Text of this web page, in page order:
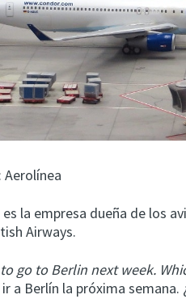
Aerolínea
la empresa dueña de los
Airways.
go to Berlin next week.
a Berlín la próxima